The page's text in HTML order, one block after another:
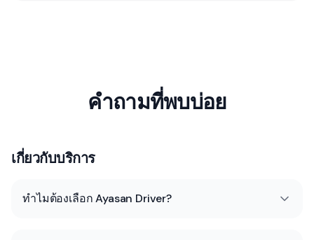
คำถามที่พบบ่อย
เกี่ยวกับบริการ
ทำไมต้องเลือก Ayasan Driver?